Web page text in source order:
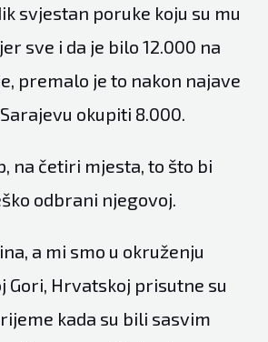
svjestan poruke koju su mu
sve i da je bilo 12.000 na
premalo je to nakon najave
okupiti 8.000.
na četiri mjesta, to što bi
odbrani njegovoj.
a mi smo u okruženju
Gori, Hrvatskoj prisutne su
kada su bili sasvim